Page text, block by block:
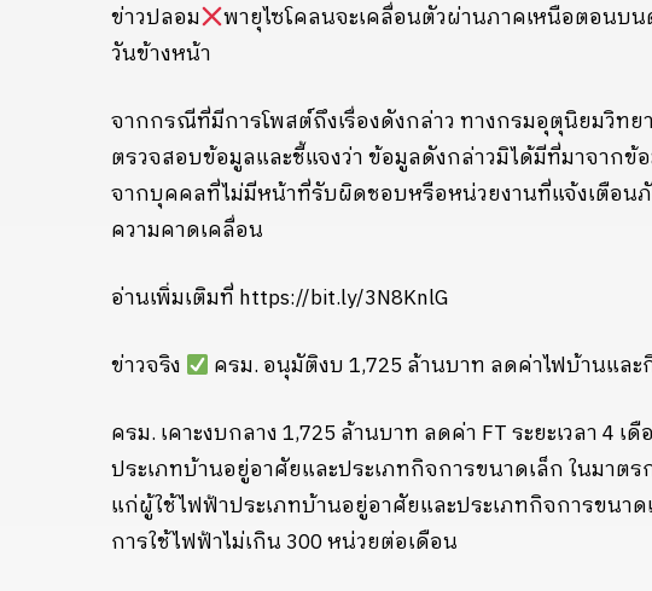
ข่าวปลอม
พายุไซโคลนจะเคลื่อนตัวผ่านภาคเหนือตอนบ
วันข้างหน้า
จากกรณีที่มีการโพสต์ถึงเรื่องดังกล่าว ทางกรมอุตุนิยมวิทย
ตรวจสอบข้อมูลและชี้แจงว่า ข้อมูลดังกล่าวมิได้มีที่มาจาก
จากบุคคลที่ไม่มีหน้าที่รับผิดชอบหรือหน่วยงานที่แจ้งเตือนภั
ความคาดเคลื่อน
อ่านเพิ่มเติมที่ https://bit.ly/3N8KnlG
ข่าวจริง
ครม. อนุมัติงบ 1,725 ล้านบาท ลดค่าไฟบ้านแล
ครม. เคาะงบกลาง 1,725 ล้านบาท ลดค่า FT ระยะเวลา 4
ประเภทบ้านอยู่อาศัยและประเภทกิจการขนาดเล็ก ในมาต
แก่ผู้ใช้ไฟฟ้าประเภทบ้านอยู่อาศัยและประเภทกิจการขนา
การใช้ไฟฟ้าไม่เกิน 300 หน่วยต่อเดือน